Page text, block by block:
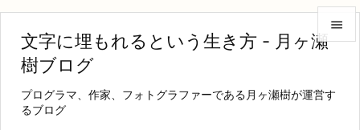
文字に埋もれるという生き方 - 月ヶ瀬
樹ブログ
プログラマ、作家、フォトグラファーである月ヶ瀬樹が運営す
るブログ

